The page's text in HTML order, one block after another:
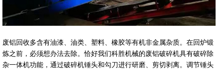
废铝回收多含有油漆、油类、塑料、橡胶等有机非金属杂质。在回炉锻
炼之前，必须想办法去除。恰好我们科胜机械的废铝破碎机具有破碎除
杂一体机功能，通过破碎机锤头和勾刀进行研磨、剪切剥离。调节锤头